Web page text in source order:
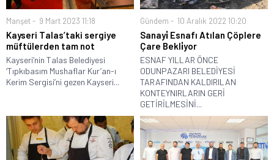
Manşet 9 Mart 2023 11:18
Kayseri Talas’taki sergiye
müftülerden tam not
Kayseri’nin Talas Belediyesi
‘Tıpkıbasım Mushaflar Kur’an-ı
Kerim Sergisi’ni gezen Kayseri...
Gündem 10 Aralık 2022 10:20
Sanayi̇ Esnafı Atılan Çöplere
Çare Bekli̇yor
ESNAF YILLAR ÖNCE
ODUNPAZARI BELEDİYESİ
TARAFINDAN KALDIRILAN
KONTEYNIRLARIN GERİ
GETİRİLMESİNİ...